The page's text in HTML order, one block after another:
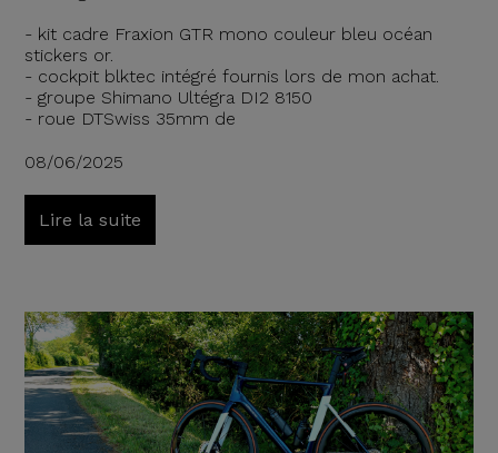
- kit cadre Fraxion GTR mono couleur bleu océan
stickers or.
- cockpit blktec intégré fournis lors de mon achat.
- groupe Shimano Ultégra DI2 8150
- roue DTSwiss 35mm de
08/06/2025
Lire la suite